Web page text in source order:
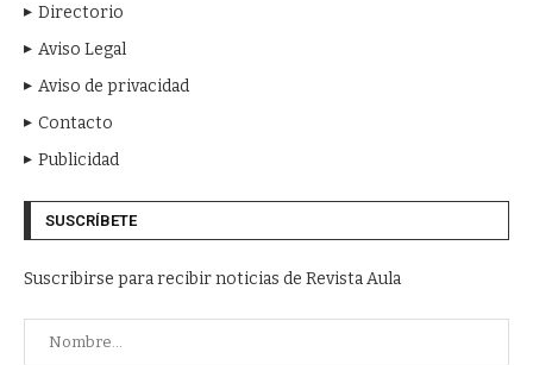
Directorio
Aviso Legal
Aviso de privacidad
Contacto
Publicidad
SUSCRÍBETE
Suscribirse para recibir noticias de Revista Aula